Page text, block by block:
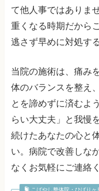
て他人事ではありま
重くなる時期だから
逃さず早めに対処す
当院の施術は、痛み
体のバランスを整え
とを諦めずに済むよ
らい大丈夫」と我慢
続けたあなたの心と
い。病院で改善しな
なくお気軽にご連絡
こばやし整体院・ひばりヶ